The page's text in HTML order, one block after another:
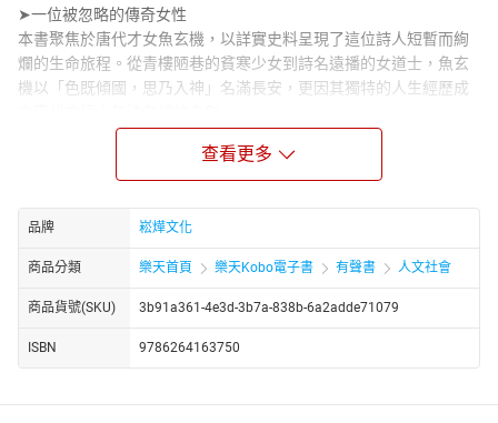
➤一位被忽略的傳奇女性
本書聚焦於唐代才女魚玄機，以詳實史料呈現了這位詩人短暫而絢
爛的生命旅程。從青樓陋巷的貧寒少女到詩名遠播的女道士，魚玄
機以「色既傾國，思乃入神」名滿長安，更因其獨特的人生經歷成
本書精選魚玄機的多首代表性詩作，展現其在唐代文壇中的藝術價
達出對愛情的真摯渴望、對生命無常的細膩反思，以及對生命價值
的深刻探尋。她的創作不僅僅是個人情感的抒發，更是與時代背景
緊密結合的文學作品。
➤創作背後的自由之聲
「易求無價寶，難得有心郎。」魚玄機的詩句除了歌頌對真愛的渴
望，更深藏著她對自由的強烈追尋，流露對世俗束縛的不滿，對自
由的訴求可說是貫穿了她的一生。本書在時代的脈絡下還原魚玄機
查看更多
品牌 崧燁文化
商品分類 樂天首頁 樂天Kobo電子書 有聲書 人文社會
商品貨號(SKU) 3b91a361-4e3d-3b7a-838b-6a2adde71079
ISBN 9786264163750